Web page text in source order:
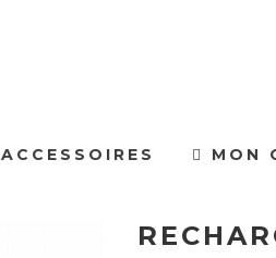
ACCESSOIRES MON